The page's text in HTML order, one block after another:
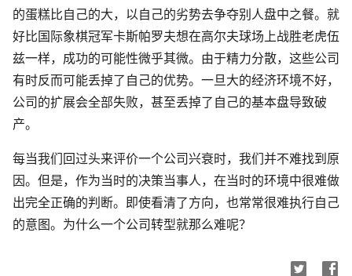
的蛋糕比自己的大，以自己的劣势去争夺别人盘中之餐。就
好比国际象棋冠军卡斯帕罗夫想在高尔夫球场上战胜老虎伍
兹一样，成功的可能性微乎其微。由于精力分散，这些公司
有时反而可能丢掉了自己的优势。一旦大的经济环境不好，
公司的扩展会全部失败，甚至丢掉了自己的基本盘导致破
产。
每当我们回过头来评价一个公司兴衰时，我们并不难找到原
因。但是，作为当时的决策当事人，在当时的环境中很难做
出完全正确的判断。即使看清了方向，也常常很难执行自己
的意图。为什么一个公司转型就那么难呢？